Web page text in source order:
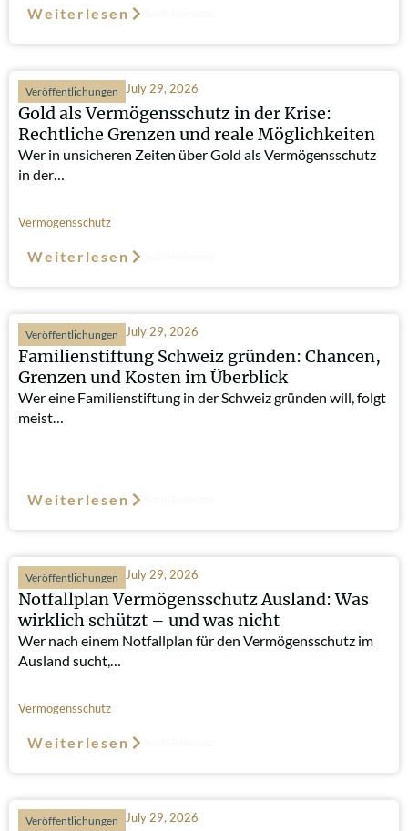
Weiterlesen
Veröffentlichungen July 29, 2026
Gold als Vermögensschutz in der Krise:
Rechtliche Grenzen und reale Möglichkeiten
Wer in unsicheren Zeiten über Gold als Vermögensschutz
in der…
Vermögensschutz
Weiterlesen
Veröffentlichungen July 29, 2026
Familienstiftung Schweiz gründen: Chancen,
Grenzen und Kosten im Überblick
Wer eine Familienstiftung in der Schweiz gründen will, folgt
meist…
Weiterlesen
Veröffentlichungen July 29, 2026
Notfallplan Vermögensschutz Ausland: Was
wirklich schützt – und was nicht
Wer nach einem Notfallplan für den Vermögensschutz im
Ausland sucht,…
Vermögensschutz
Weiterlesen
Veröffentlichungen July 29, 2026